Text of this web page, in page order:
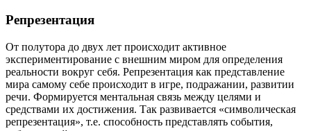
Репрезентация
От полутора до двух лет происходит активное
экспериментирование с внешним миром для определения
реальности вокруг себя. Репрезентация как представление
мира самому себе происходит в игре, подражании, развитии
речи. Формируется ментальная связь между целями и
средствами их достижения. Так развивается «символическая
репрезентация», т.е. способность представлять события,